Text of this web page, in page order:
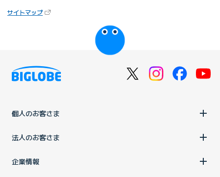
サイトマップ（新しいタブで開きます）
びっぷるのページ
個人のお客さま
法人のお客さま
企業情報